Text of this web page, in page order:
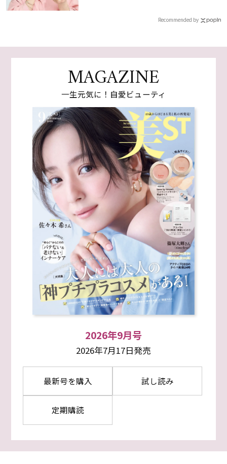
Recommended by
MAGAZINE
一生元気に！自愛ビューティ
2026年9月号
2026年7月17日発売
最新号を購入 試し読み
定期購読